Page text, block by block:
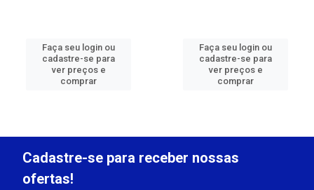
Faça seu login ou
cadastre-se para
ver preços e
comprar
Faça seu login ou
cadastre-se para
ver preços e
comprar
Cadastre-se para receber nossas
ofertas!